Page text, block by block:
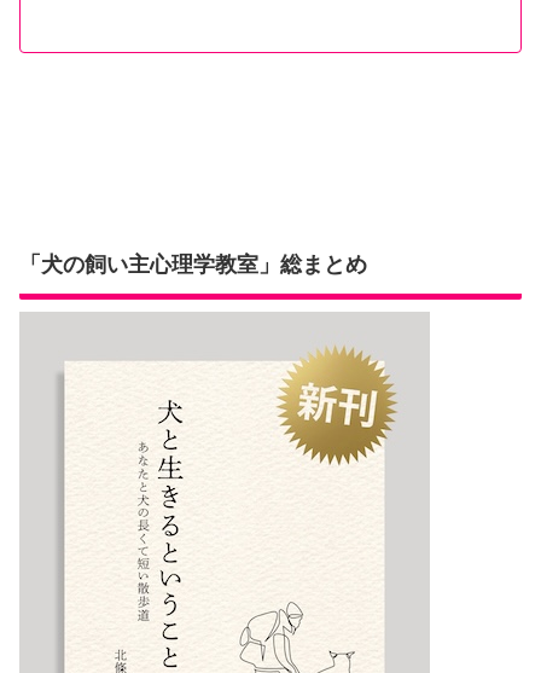
「犬の飼い主心理学教室」総まとめ